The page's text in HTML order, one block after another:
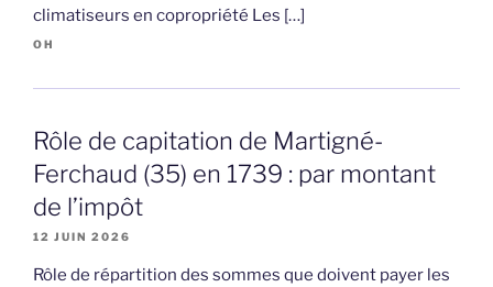
climatiseurs en copropriété Les […]
OH
Rôle de capitation de Martigné-
Ferchaud (35) en 1739 : par montant
de l’impôt
12 JUIN 2026
Rôle de répartition des sommes que doivent payer les